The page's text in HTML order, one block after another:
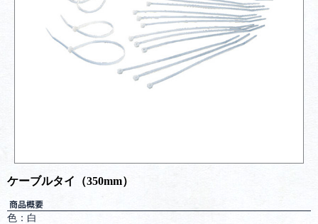
ケーブルタイ（350mm）
商品概要
色：白